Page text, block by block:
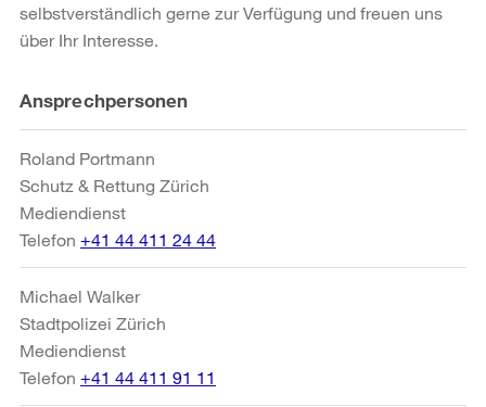
selbstverständlich gerne zur Verfügung und freuen uns
über Ihr Interesse.
Weitere
Informationen
Ansprechpersonen
Roland Portmann
Schutz & Rettung Zürich
Mediendienst
Telefon +41 44 411 24 44
Michael Walker
Stadtpolizei Zürich
Mediendienst
Telefon +41 44 411 91 11